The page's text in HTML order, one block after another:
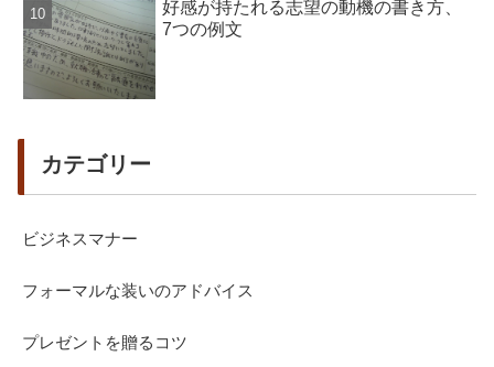
好感が持たれる志望の動機の書き方、
7つの例文
カテゴリー
ビジネスマナー
フォーマルな装いのアドバイス
プレゼントを贈るコツ